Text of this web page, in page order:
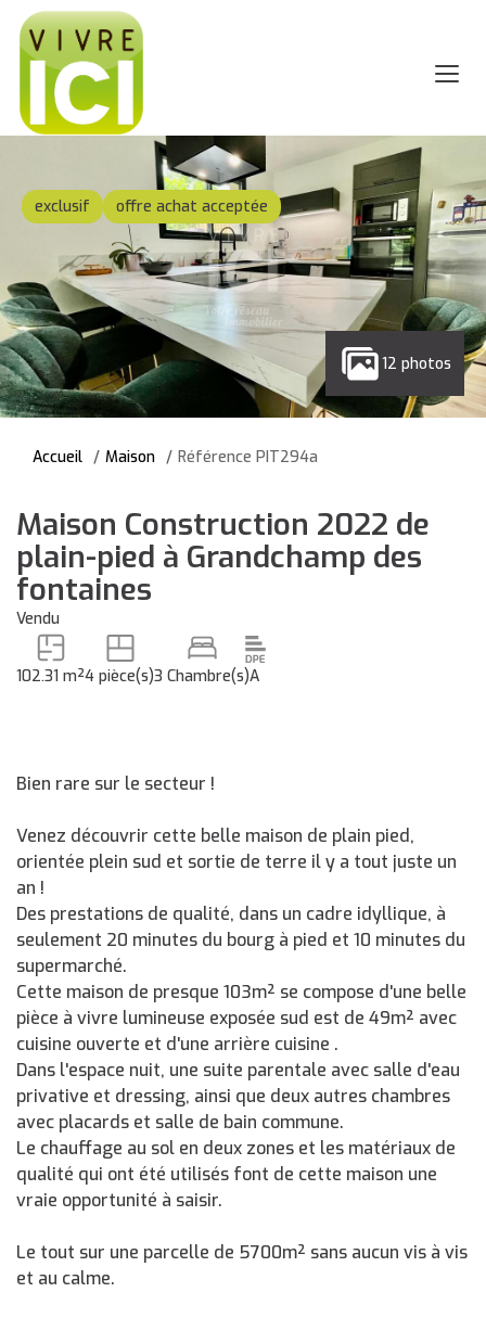
exclusif offre achat acceptée
12 photos
Accueil Maison Référence PIT294a
Maison Construction 2022 de
plain-pied à Grandchamp des
fontaines
Vendu
102.31 m²4 pièce(s)3 Chambre(s)A
Bien rare sur le secteur !
Venez découvrir cette belle maison de plain pied,
orientée plein sud et sortie de terre il y a tout juste un
an !
Des prestations de qualité, dans un cadre idyllique, à
seulement 20 minutes du bourg à pied et 10 minutes du
supermarché.
Cette maison de presque 103m² se compose d'une belle
pièce à vivre lumineuse exposée sud est de 49m² avec
cuisine ouverte et d'une arrière cuisine .
Dans l'espace nuit, une suite parentale avec salle d'eau
privative et dressing, ainsi que deux autres chambres
avec placards et salle de bain commune.
Le chauffage au sol en deux zones et les matériaux de
qualité qui ont été utilisés font de cette maison une
vraie opportunité à saisir.
Le tout sur une parcelle de 5700m² sans aucun vis à vis
et au calme.